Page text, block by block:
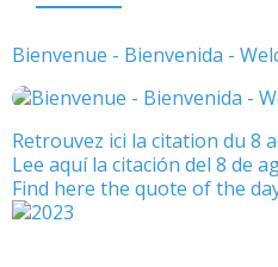
Bienvenue - Bienvenida -
Retrouvez ici la citation du 8
Lee aquí la citación del 8 de
Find here the quote of the